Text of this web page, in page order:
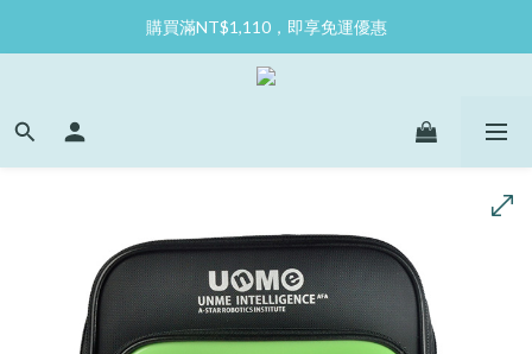
購買滿NT$1,110，即享免運優惠